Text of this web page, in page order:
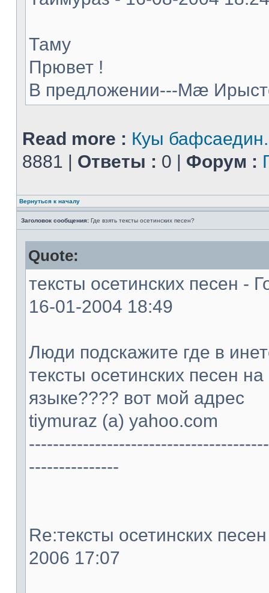
Таму
Прювет !
В предложении---Мæ
Read more : Куы
8881 | Ответы : 0 | Форум :
Вернуться к началу
Заголовок сообщения: Где взять тексты осетинских песен?
Quote:
тексты осетинских песен -
16-01-2004 18:49
Люди подскажите где в
тексты осетинских песен
языке???? вот мой адрес
tiymuraz (а) yahoo.com
---------------
Re:тексты осетинских
2006 17:07